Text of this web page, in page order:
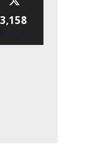
3,158